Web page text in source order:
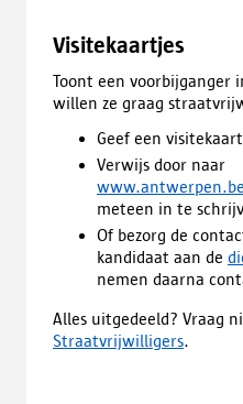
Visitekaartjes
Toont een voorbijganger
willen ze graag
Geef een
Verwijs door naar
meteen in te
Of bezorg de
kandidaat aan de
nemen daarna
Alles uitgedeeld? Vraag
Straatvrijwilligers.